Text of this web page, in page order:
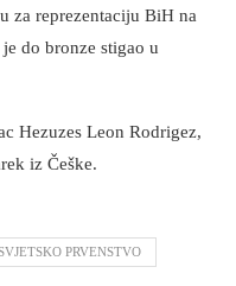
za reprezentaciju BiH na
do bronze stigao u
Hezuzes Leon Rodrigez,
iz Češke.
PRVENSTVO